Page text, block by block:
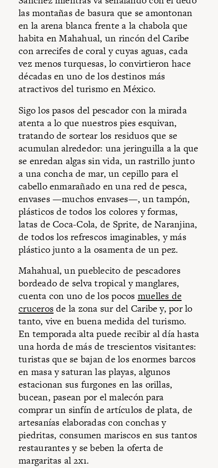
las montañas de basura que se amontonan
en la arena blanca frente a la chabola que
habita en Mahahual, un rincón del Caribe
con arrecifes de coral y cuyas aguas, cada
vez menos turquesas, lo convirtieron hace
décadas en uno de los destinos más
atractivos del turismo en México.
Sigo los pasos del pescador con la mirada
atenta a lo que nuestros pies esquivan,
tratando de sortear los residuos que se
acumulan alrededor: una jeringuilla a la que
se enredan algas sin vida, un rastrillo junto
a una concha de mar, un cepillo para el
cabello enmarañado en una red de pesca,
envases —muchos envases—, un tampón,
plásticos de todos los colores y formas,
latas de Coca-Cola, de Sprite, de Naranjina,
de todos los refrescos imaginables, y más
plástico junto a la osamenta de un pez.
Mahahual, un pueblecito de pescadores
bordeado de selva tropical y manglares,
cuenta con uno de los pocos muelles de
crucerosde la zona sur del Caribe y, por lo
tanto, vive en buena medida del turismo.
En temporada alta puede recibir al día hasta
una horda de más de trescientos visitantes:
turistas que se bajan de los enormes barcos
en masa y saturan las playas, algunos
estacionan sus furgones en las orillas,
bucean, pasean por el malecón para
comprar un sinfín de artículos de plata, de
artesanías elaboradas con conchas y
piedritas, consumen mariscos en sus tantos
restaurantes y se beben la oferta de
margaritas al 2x1.